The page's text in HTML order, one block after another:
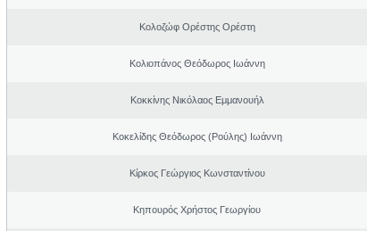
Κολοζώφ Ορέστης Ορέστη
Κολιοπάνος Θεόδωρος Ιωάννη
Κοκκίνης Νικόλαος Εμμανουήλ
Κοκελίδης Θεόδωρος (Ρούλης) Ιωάννη
Κίρκος Γεώργιος Κωνσταντίνου
Κηπουρός Χρήστος Γεωργίου